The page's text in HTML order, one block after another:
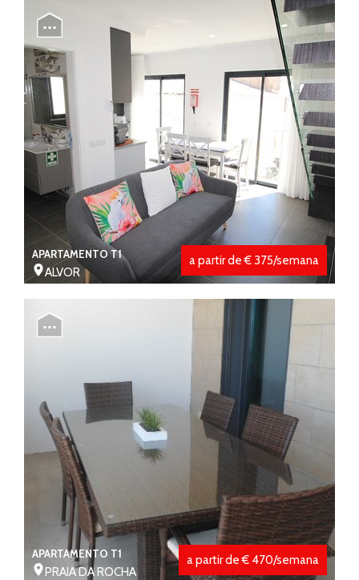
APARTAMENTO T1
ALVOR
a partir de € 375/semana
APARTAMENTO T1
PRAIA DA ROCHA
a partir de € 470/semana